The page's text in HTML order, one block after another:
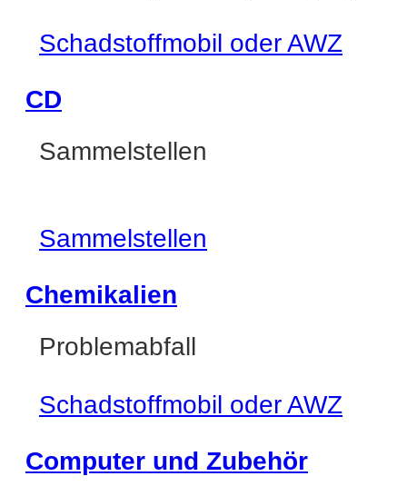
Schadstoffmobil oder AWZ
CD
Sammelstellen
Sammelstellen
Chemikalien
Problemabfall
Schadstoffmobil oder AWZ
Computer und Zubehör